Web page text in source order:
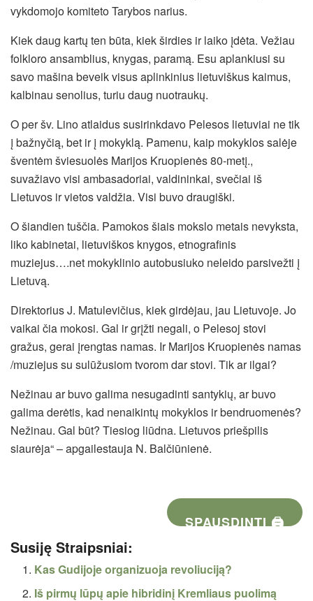
vykdomojo komiteto Tarybos narius.
Kiek daug kartų ten būta, kiek širdies ir laiko įdėta. Vežiau
folkloro ansamblius, knygas, paramą. Esu aplankiusi su
savo mašina beveik visus aplinkinius lietuviškus kaimus,
kalbinau senolius, turiu daug nuotraukų.
O per šv. Lino atlaidus susirinkdavo Pelesos lietuviai ne tik
į bažnyčią, bet ir į mokyklą. Pamenu, kaip mokyklos salėje
šventėm šviesuolės Marijos Kruopienės 80-metį.,
suvažiavo visi ambasadoriai, valdininkai, svečiai iš
Lietuvos ir vietos valdžia. Visi buvo draugiški.
O šiandien tuščia. Pamokos šiais mokslo metais nevyksta,
liko kabinetai, lietuviškos knygos, etnografinis
muziejus….net mokyklinio autobusiuko neleido parsivežti į
Lietuvą.
Direktorius J. Matulevičius, kiek girdėjau, jau Lietuvoje. Jo
vaikai čia mokosi. Gal ir grįžti negali, o Pelesoj stovi
gražus, gerai įrengtas namas. Ir Marijos Kruopienės namas
/muziejus su sulūžusiom tvorom dar stovi. Tik ar ilgai?
Nežinau ar buvo galima nesugadinti santykių, ar buvo
galima derėtis, kad nenaikintų mokyklos ir bendruomenės?
Nežinau. Gal būt? Tiesiog liūdna. Lietuvos priešpilis
siaurėja“ – apgailestauja N. Balčiūnienė.
SPAUSDINTI 🖨
Susiję Straipsniai:
Kas Gudijoje organizuoja revoliuciją?
Iš pirmų lūpų apie hibridinį Kremliaus puolimą